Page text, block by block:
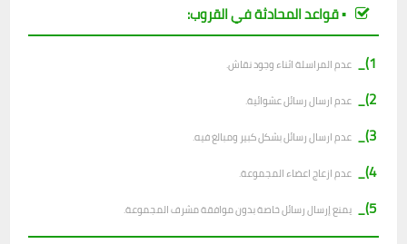
▪︎ قواعد المحادثة في القروب:
1)_
عدم المراسلة اثناء وجود نقاش.
2)_ عدم ارسال رسائل عشوائية.
3)_ عدم ارسال رسائل بشكل كبير ومبالغ فيه.
4)_ عدم ازعاج اعضاء المجموعة.
5)_ يمنع إرسال رسائل خاصة بدون موافقة مشرف المجموعة.